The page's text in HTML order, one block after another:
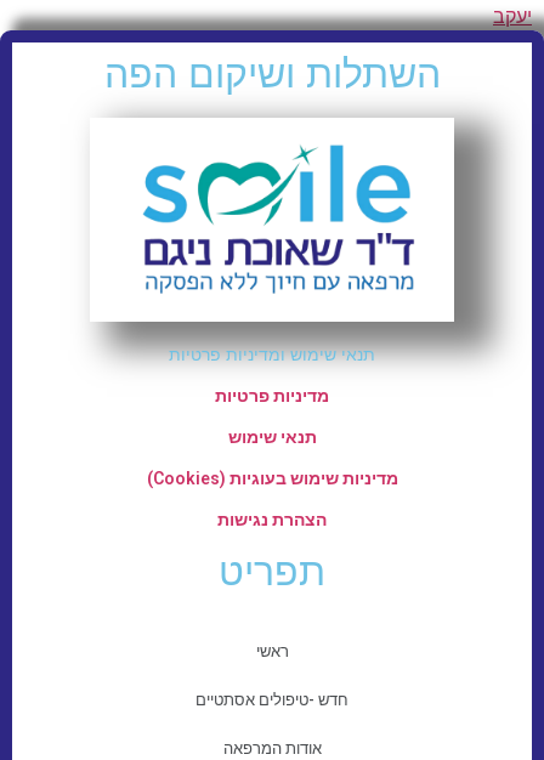
יעקב
השתלות ושיקום הפה
תנאי שימוש ומדיניות פרטיות
מדיניות פרטיות
תנאי שימוש
מדיניות שימוש בעוגיות (Cookies)
הצהרת נגישות
תפריט
ראשי
חדש -טיפולים אסתטיים
אודות המרפאה